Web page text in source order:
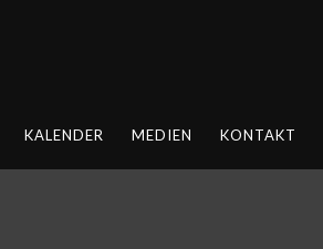
KALENDER MEDIEN KONTAKT